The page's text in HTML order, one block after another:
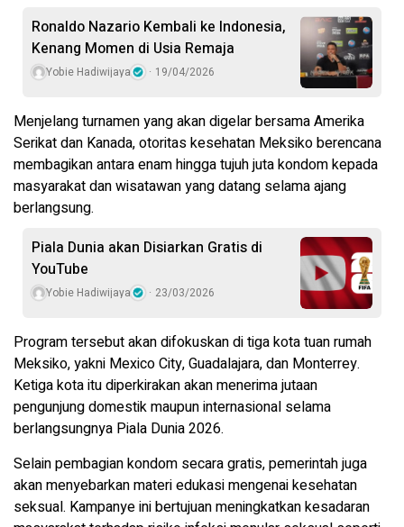
Ronaldo Nazario Kembali ke Indonesia,
Kenang Momen di Usia Remaja
Yobie Hadiwijaya 19/04/2026
Menjelang turnamen yang akan digelar bersama Amerika
Serikat dan Kanada, otoritas kesehatan Meksiko berencana
membagikan antara enam hingga tujuh juta kondom kepada
masyarakat dan wisatawan yang datang selama ajang
berlangsung.
Piala Dunia akan Disiarkan Gratis di
YouTube
Yobie Hadiwijaya 23/03/2026
Program tersebut akan difokuskan di tiga kota tuan rumah
Meksiko, yakni Mexico City, Guadalajara, dan Monterrey.
Ketiga kota itu diperkirakan akan menerima jutaan
pengunjung domestik maupun internasional selama
berlangsungnya Piala Dunia 2026.
Selain pembagian kondom secara gratis, pemerintah juga
akan menyebarkan materi edukasi mengenai kesehatan
seksual. Kampanye ini bertujuan meningkatkan kesadaran